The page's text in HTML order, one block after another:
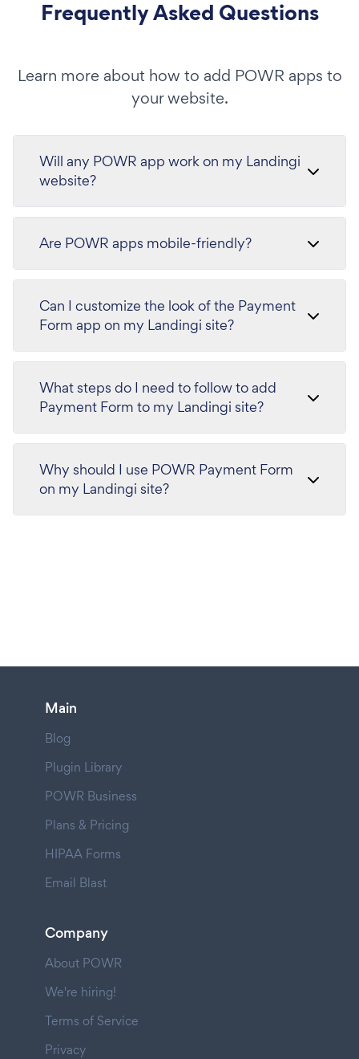
Frequently Asked Questions
Learn more about how to add POWR apps to
your website.
Will any POWR app work on my Landingi
website?
Are POWR apps mobile-friendly?
Can I customize the look of the Payment
Form app on my Landingi site?
What steps do I need to follow to add
Payment Form to my Landingi site?
Why should I use POWR Payment Form
on my Landingi site?
Main
Blog
Plugin Library
POWR Business
Plans & Pricing
HIPAA Forms
Email Blast
Company
About POWR
We're hiring!
Terms of Service
Privacy